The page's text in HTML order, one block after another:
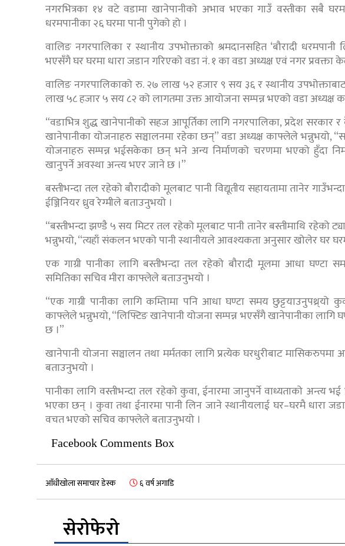
नगरभित्रका १४ वटे वडामा खानेपानीको अभाव भएका गाउँ वस्तीका सबै
धरमपानीका २६ घरमा पानी पुगेको हो ।
वालिङ नगरपालिका र स्थानीय उपभोक्ताको श्रमदानसहित ‘बौरादी धरमपानी
भएसँगै घर घरमा धारा जडान गरिएको वडा नं. १ का वडा अध्यक्ष एवं नगर प्रवक्ता
वालिङ नगरपालिकाको रु. २७ लाख ५२ हजार ९ सय ३६ र स्थानीय
लाख ५८ हजार ५ सय ८२ को लागतमा उक्त आयोजना सम्पन्न भएको वडा अध्यक्ष
“वडाभित्र शुद्ध खानेपानीको सहज आपूर्तिका लागि नगरपालिका, प्रदेश सरकार
खानेपानीका योजनाहरु सञ्चालनमा रहेका छन्” वडा अध्यक्ष काफ्लेले भन्नुभयो,
योजनाहरु सम्पन्न भईसकेका छन् भने अन्य निर्माणको चरणमा भएको हुँदा
खानुपर्ने अवस्था अन्त्य भएर जाने छ ।”
बस्तीभन्दा तल रहेको बौरादीको मूलबाट पानी विद्यूतीय सहायतामा तानेर
ईञ्जिनियर ध्रुव रेग्मीले बताउनुभयो ।
“बस्तीभन्दा झण्डै ५ सय मिटर तल रहेको मूलबाट पानी तानेर बस्तीमाथि रहेको
भन्नुभयो, “त्यहाँ संकलन भएको पानी स्थानीयले आवश्यकता अनुसार खोलेर घर
एक गाग्री पानीका लागि बस्तीभन्दा तल रहेको बौरादी मूलमा आधा घण्टा
समितिका सचिव मीरा काफ्लेले बताउनुभयो ।
“एक गाग्री पानीका लागि कम्तिामा पनि आधा घण्टा समय छुट्टयाउनुपथ्र्यो
काफ्लेले भन्नुभयो, “लिफ्टिङ खानेपानी योजना सम्पन्न भएसँगै खानेपानीका
छ ।”
खानेपानी योजना सञ्चालन तथा मर्मतका लागि प्रत्येक घरधुरीबाट
बताउनुभयो ।
पानीका लागि वस्तीभन्दा तल रहेको कुवा, ईनारमा जानुपर्ने वाध्यताको अन्त्य
भएका छन् । कुवा तथा ईनारमा पानी लिन जाने स्थानीयलाई घर–घरमै धारा
वचत भएको सचिव काफ्लेले बताउनुभयो ।
Facebook Comments Box
आँधीखोला समाचार डेस्क ६ वर्ष अगाडि
सेरोफेरो